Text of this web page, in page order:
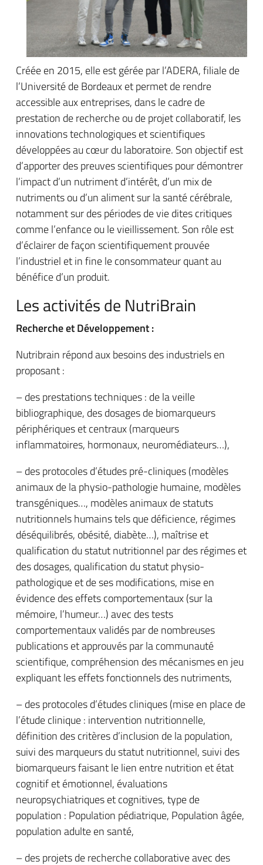
Créée en 2015, elle est gérée par l’ADERA, filiale de
l’Université de Bordeaux et permet de rendre
accessible aux entreprises, dans le cadre de
prestation de recherche ou de projet collaboratif, les
innovations technologiques et scientifiques
développées au cœur du laboratoire. Son objectif est
d’apporter des preuves scientifiques pour démontrer
l’impact d’un nutriment d’intérêt, d’un mix de
nutriments ou d’un aliment sur la santé cérébrale,
notamment sur des périodes de vie dites critiques
comme l’enfance ou le vieillissement. Son rôle est
d’éclairer de façon scientifiquement prouvée
l’industriel et in fine le consommateur quant au
bénéfice d’un produit.
Les activités de NutriBrain
Recherche et Développement :
Nutribrain répond aux besoins des industriels en
proposant :
– des prestations techniques : de la veille
bibliographique, des dosages de biomarqueurs
périphériques et centraux (marqueurs
inflammatoires, hormonaux, neuromédiateurs…),
– des protocoles d’études pré-cliniques (modèles
animaux de la physio-pathologie humaine, modèles
transgéniques…, modèles animaux de statuts
nutritionnels humains tels que déficience, régimes
déséquilibrés, obésité, diabète…), maîtrise et
qualification du statut nutritionnel par des régimes et
des dosages, qualification du statut physio-
pathologique et de ses modifications, mise en
évidence des effets comportementaux (sur la
mémoire, l’humeur…) avec des tests
comportementaux validés par de nombreuses
publications et approuvés par la communauté
scientifique, compréhension des mécanismes en jeu
expliquant les effets fonctionnels des nutriments,
– des protocoles d’études cliniques (mise en place de
l’étude clinique : intervention nutritionnelle,
définition des critères d’inclusion de la population,
suivi des marqueurs du statut nutritionnel, suivi des
biomarqueurs faisant le lien entre nutrition et état
cognitif et émotionnel, évaluations
neuropsychiatriques et cognitives, type de
population : Population pédiatrique, Population âgée,
population adulte en santé,
– des projets de recherche collaborative avec des